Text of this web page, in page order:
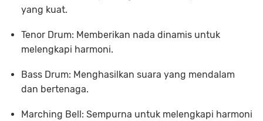
yang kuat.
Tenor Drum: Memberikan nada dinamis untuk
melengkapi harmoni.
Bass Drum: Menghasilkan suara yang mendalam
dan bertenaga.
Marching Bell: Sempurna untuk melengkapi harmoni